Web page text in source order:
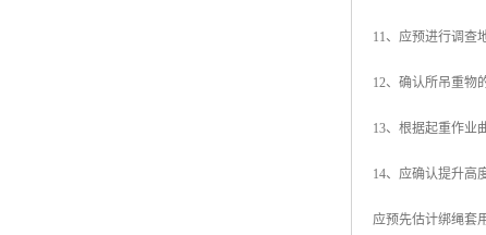
11、应预进行调查
12、确认所吊重物
13、根据起重作业
14、应确认提升高
应预先估计绑绳套